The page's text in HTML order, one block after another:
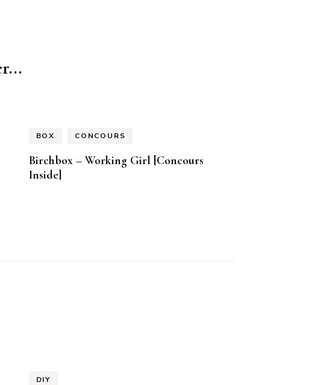
BOX CONCOURS
Birchbox – Working Girl [Concours
Inside]
DIY